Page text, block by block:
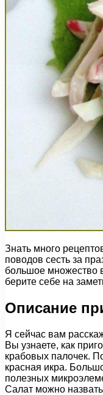
Знать много
поводов сесть за
большое множество
берите себе на
Описание
Я сейчас вам
Вы узнаете, как
крабовых палочек.
красная икра.
полезных
Салат можно